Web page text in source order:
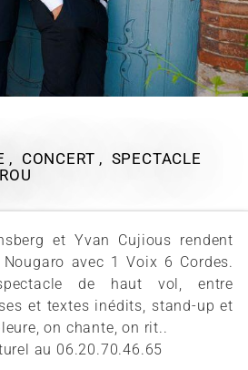
, CONCERT , SPECTACLE
et Yvan Cujious rendent
avec 1 Voix 6 Cordes.
de haut vol, entre
et textes inédits, stand-up et
on chante, on rit..
au 06.20.70.46.65